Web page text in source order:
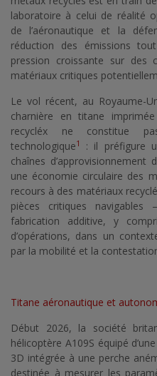
laboratoire à celui de réalité
de l’aéronautique et la
réduction des émissions
pression croissante sur des
matériaux critiques
Le vol récent, au Royaume-
charnière en titane
recycléx ne constitue
technologique1
: il préfigure
chaînes
une économie circulaire des
recours à des matériaux
pièces critiques
fabrication additive, y
d’opérations, dans un
par la mobilité et la
Titane aéronautique et
Début 2026, la société
hélicoptère A109S équipé
3D intégrée à une perche
destinée à mesurer les